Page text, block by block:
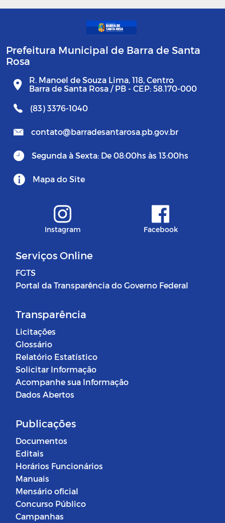
Prefeitura Municipal de Barra de Santa
Rosa
R. Manoel de Souza Lima, 118, Centro
Barra de Santa Rosa / PB - CEP: 58.170-000
(83) 3376-1040
contato@barradesantarosa.pb.gov.br
Segunda à Sexta: De 08:00hs às 13:00hs
Mapa do Site
Instagram Facebook
Serviços Online
FGTS
Portal da Transparência do Governo Federal
Transparência
Licitações
Glossário
Relatório Estatístico
Solicitar Informação
Acompanhe sua Informação
Dados Abertos
Publicações
Documentos
Editais
Horários Funcionários
Manuais
Mensário oficial
Concurso Público
Campanhas